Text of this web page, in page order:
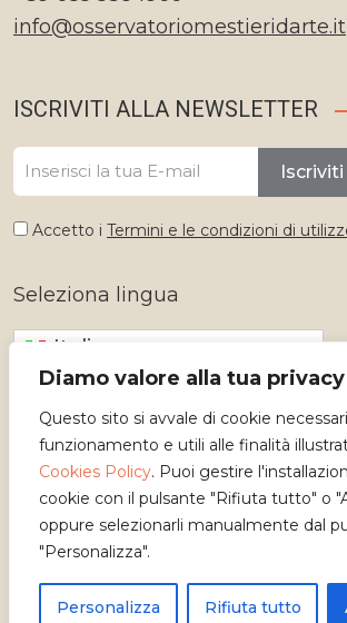
Diamo valore alla tua privacy
Questo sito si avvale di cookie
funzionamento e utili alle finalità
Cookies Policy. Puoi gestire
cookie con il pulsante "Rifiuta tutto" o
oppure selezionarli manualmente dal
"Personalizza".
Personalizza Rifiuta tutto
info@osservatoriomestieridarte.it
ISCRIVITI ALLA NEWSLETTER
Iscriviti
Accetto i Termini e le condizioni di
Seleziona lingua
Italiano
Copyright 2026 - Osservatorio dei